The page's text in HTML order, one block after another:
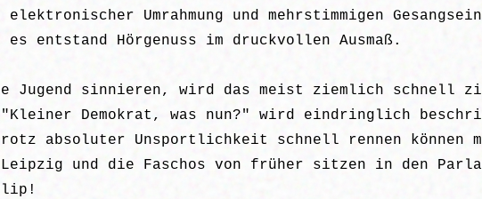
Umrahmung und mehrstimmigen
entstand Hörgenuss im druckvollen Ausmaß.
Jugend sinnieren, wird das meist ziemlich schnell
Demokrat, was nun?" wird eindringlich
trotz absoluter Unsportlichkeit schnell rennen können
Leipzig und die Faschos von früher sitzen in den